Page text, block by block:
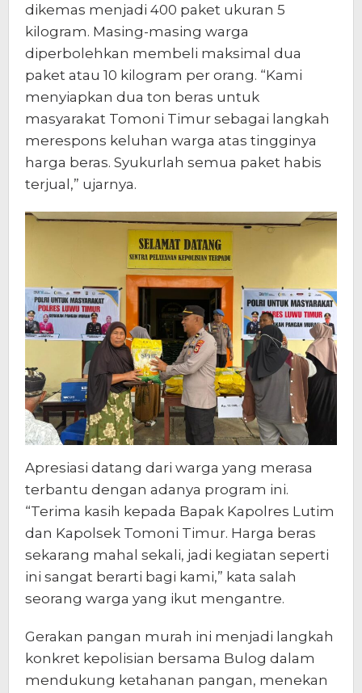
dikemas menjadi 400 paket ukuran 5
kilogram. Masing-masing warga
diperbolehkan membeli maksimal dua
paket atau 10 kilogram per orang. “Kami
menyiapkan dua ton beras untuk
masyarakat Tomoni Timur sebagai langkah
merespons keluhan warga atas tingginya
harga beras. Syukurlah semua paket habis
terjual,” ujarnya.
Apresiasi datang dari warga yang merasa
terbantu dengan adanya program ini.
“Terima kasih kepada Bapak Kapolres Lutim
dan Kapolsek Tomoni Timur. Harga beras
sekarang mahal sekali, jadi kegiatan seperti
ini sangat berarti bagi kami,” kata salah
seorang warga yang ikut mengantre.
Gerakan pangan murah ini menjadi langkah
konkret kepolisian bersama Bulog dalam
mendukung ketahanan pangan, menekan